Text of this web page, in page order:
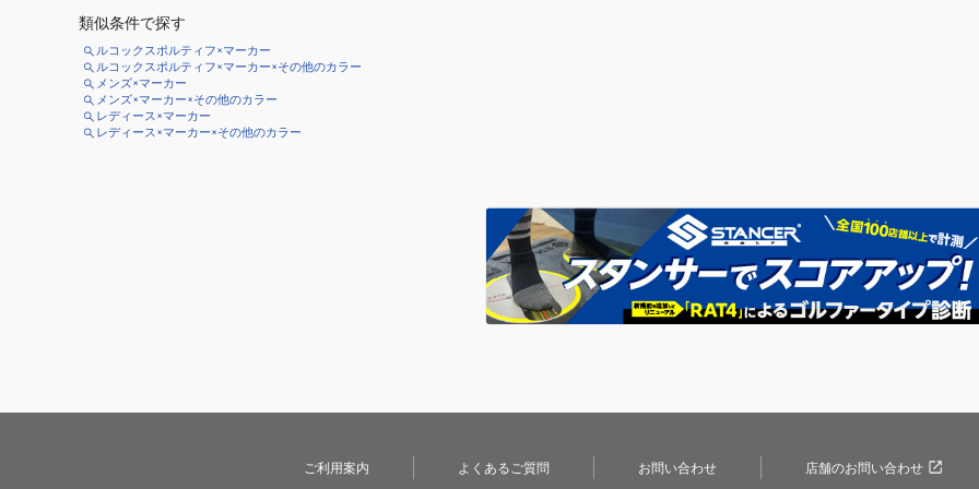
類似条件で探す
ルコックスポルティフ×マーカー
ルコックスポルティフ×マーカー×その他のカラー
メンズ×マーカー
メンズ×マーカー×その他のカラー
レディース×マーカー
レディース×マーカー×その他のカラー
ご利用案内 よくあるご質問 お問い合わせ 店舗のお問い合わせ